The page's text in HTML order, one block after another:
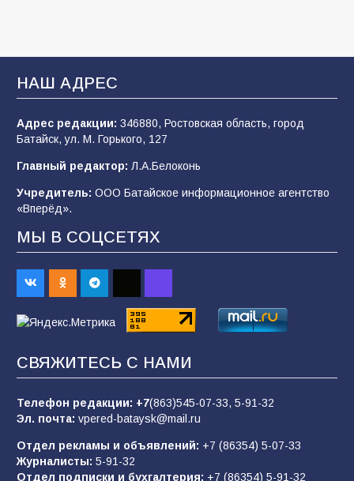
В Батайске продолжаются дорожные работы
108 04.08.2026
В детском саду № 35 дети освоили
строительные профессии в ходе
спортивного праздника
90
Командовал боем до последнего: герой
Евгений Остапенко
05.08.2026
Батайчане вышли в финал Всероссийского
конкурса «Большая перемена»
62 04.08.2026
Батайским спортсменам вручили награды
НАШ АДРЕС
Адрес редакции: 346880, Ростовская область, город
Батайск, ул. М. Горького, 127
Главный редактор: Л.А.Белоконь
Учредитель: ООО Батайское информационное агентство
«Вперёд».
МЫ В СОЦСЕТЯХ
СВЯЖИТЕСЬ С НАМИ
Телефон редакции: +7(863)545-07-33, 5-91-32
Эл. почта: vpered-bataysk@mail.ru
Отдел рекламы и объявлений: +7 (86354) 5-07-33
Журналисты: 5-91-32
Отдел подписки и бухгалтерия: +7 (86354) 5-91-32